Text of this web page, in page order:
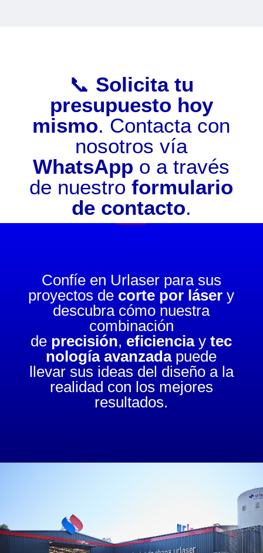
📞 Solicita tu
presupuesto hoy
mismo. Contacta con
nosotros vía
WhatsApp o a través
de nuestroformulario
de contacto.
Confíe en Urlaser para sus
proyectos de corte por láser y
descubra cómo nuestra
combinación
de precisión, eficienciaytec
nología avanzadapuede
llevar sus ideas del diseño a la
realidad con los mejores
resultados.